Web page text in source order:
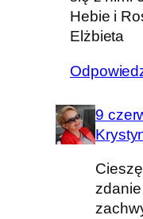
Hebie i
Elżbieta
9